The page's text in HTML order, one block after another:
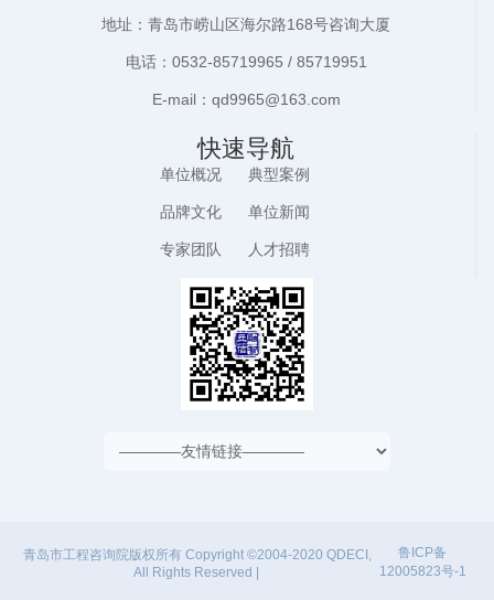
地址：青岛市崂山区海尔路168号咨询大厦
电话：0532-85719965 / 85719951
E-mail：qd9965@163.com
快速导航
单位概况 典型案例
品牌文化 单位新闻
专家团队 人才招聘
青岛市工程咨询院版权所有 Copyright ©2004-2020 QDECI,
All Rights Reserved |
鲁ICP备
12005823号-1